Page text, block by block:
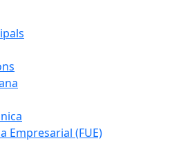
Empresarial (FUE)